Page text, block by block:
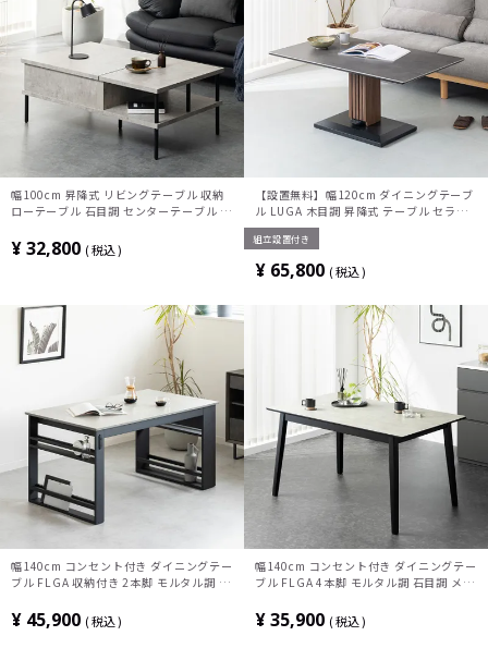
幅100cm 昇降式 リビングテーブル 収納
ローテーブル 石目調 センターテーブル 高
ダン グレー ルンバブル
¥32,800 税込
【設置無料】幅120cm ダイニングテーブ
ル LUGA 木目調 昇降式 テーブル セラミ
ック天板 大理石調 食卓テーブル おしゃれ
リフティングテーブル 和モダン グレー ブ
ラック
組立設置付き
¥ 65,800 税込
幅140cm コンセント付き ダイニングテー
ブル FLGA 収納付き 2本脚 モルタル調 石
ン テーブル 4人 食卓テーブル おしゃれ
グレー
¥ 45,900 税込
幅140cm コンセント付き ダイニングテー
ブル FLGA 4本脚 モルタル調 石目調 メラ
ル 4人 食卓テーブル おしゃれ グレー
¥35,900 税込